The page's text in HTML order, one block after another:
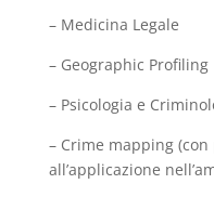
– Medicina Legale
– Geographic Profiling
– Psicologia e
– Crime mapping
all’applicazione